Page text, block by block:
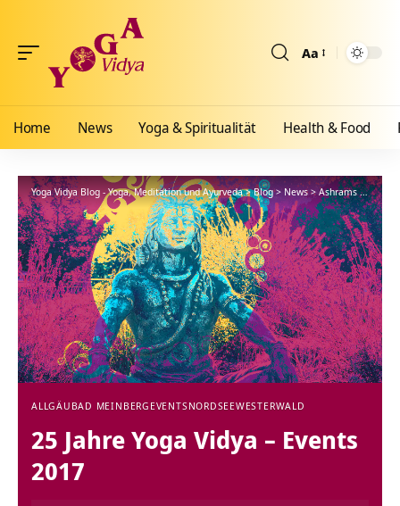
Aa
Home News Yoga & Spiritualität Health & Food
Yoga Vidya Blog - Yoga, Meditation und Ayurveda>Blog> News >Ashrams> Allgäu
ALLGÄU BAD MEINBERG EVENTSNORDSEEWESTERWALD
25 Jahre Yoga Vidya – Events
2017